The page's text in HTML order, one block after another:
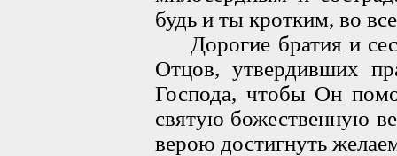
будь и ты кротким, во
Дорогие братия и
Отцов, утвердивших
Господа, чтобы Он
святую божественную
верою достигнуть